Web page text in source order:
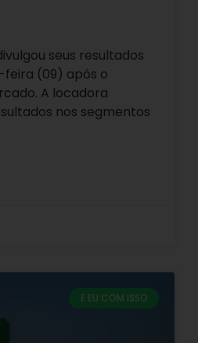
seus resultados
feira (09) após o
A locadora
nos segmentos
E EU COM ISSO